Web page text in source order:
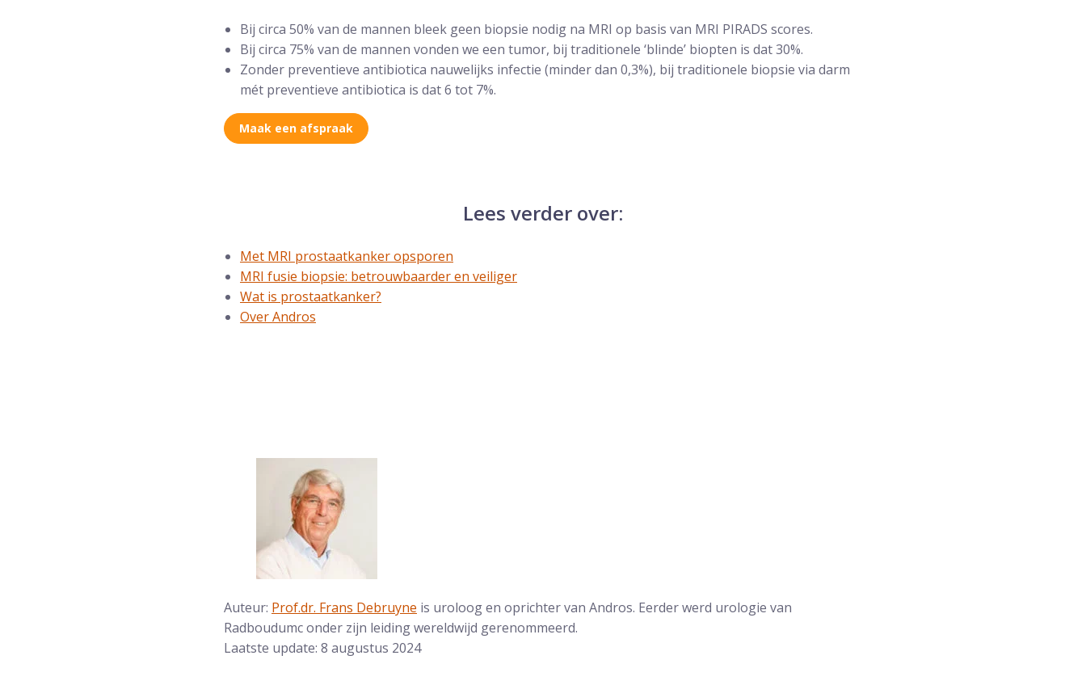
Bij circa 50% van de mannen bleek geen biopsie nodig na MRI op basis van MRI PIRADS scores.
Bij circa 75% van de mannen vonden we een tumor, bij traditionele ‘blinde’ biopten is dat 30%.
Zonder preventieve antibiotica nauwelijks infectie (minder dan 0,3%), bij traditionele biopsie via darm
mét preventieve antibiotica is dat 6 tot 7%.
Maak een afspraak
Lees verder over:
Met MRI prostaatkanker opsporen
MRI fusie biopsie: betrouwbaarder en veiliger
Wat is prostaatkanker?
Over Andros
Auteur: Prof.dr. Frans Debruyne is uroloog en oprichter van Andros. Eerder werd urologie van
Radboudumc onder zijn leiding wereldwijd gerenommeerd.
Laatste update: 8 augustus 2024